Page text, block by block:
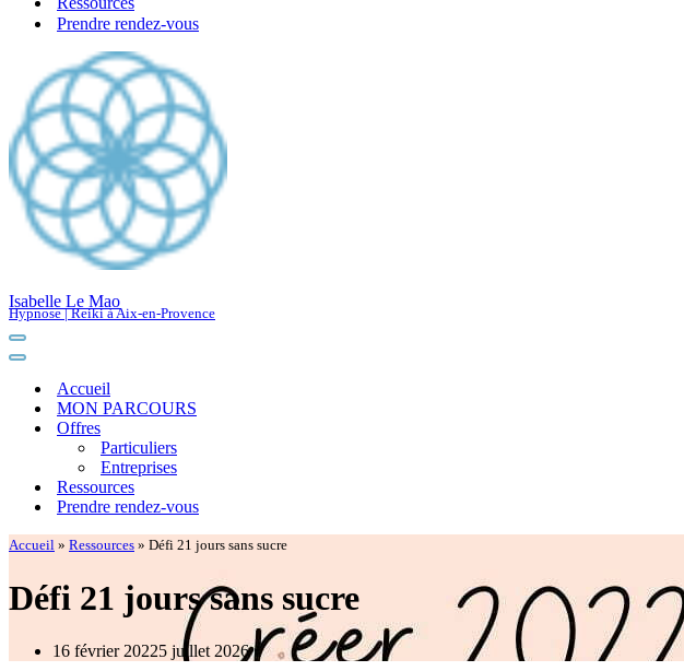
Prendre rendez-vous
Isabelle Le Mao
Hypnose | Reiki à Aix-en-Provence
Menu
de
Menu
navigationAccueil
MON PARCOURS
Offres
Particuliers
Entreprises
Ressources
Prendre rendez-vous
Accueil » Ressources » Défi 21 jours sans sucre
Défi 21 jours sans sucre
16 février 20225 juillet 2026